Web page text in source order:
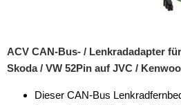
Radioeinbausets
Radiorahmen
ACV CAN-Bus- / Lenkradadapter
Skoda / VW 52Pin auf JVC /
Dieser CAN-Bus